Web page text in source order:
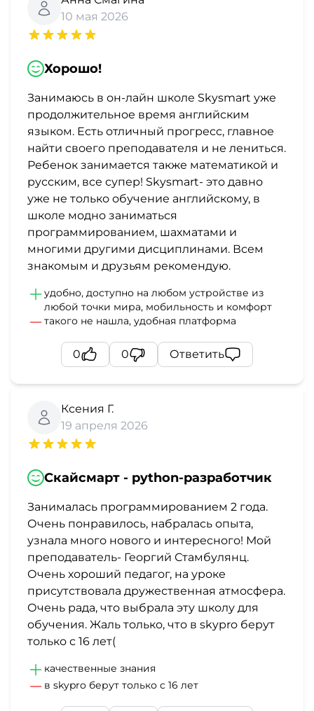
10 мая 2026
Хорошо!
Занимаюсь в он-лайн школе Skysmart уже
продолжительное время английским
языком. Есть отличный прогресс, главное
найти своего преподавателя и не лениться.
Ребенок занимается также математикой и
русским, все супер! Skysmart- это давно
уже не только обучение английскому, в
школе модно заниматься
программированием, шахматами и
многими другими дисциплинами. Всем
знакомым и друзьям рекомендую.
удобно, доступно на любом устройстве из
любой точки мира, мобильность и комфорт
такого не нашла, удобная платформа
0 0 Ответить
Ксения Г.
19 апреля 2026
Скайсмарт - python-разработчик
Занималась программированием 2 года.
Очень понравилось, набралась опыта,
узнала много нового и интересного! Мой
преподаватель- Георгий Стамбулянц.
Очень хороший педагог, на уроке
присутствовала дружественная атмосфера.
Очень рада, что выбрала эту школу для
обучения. Жаль только, что в skypro берут
только с 16 лет(
качественные знания
в skypro берут только с 16 лет